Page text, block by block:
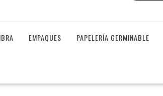
EMPAQUES PAPELERÍA GERMINABLE